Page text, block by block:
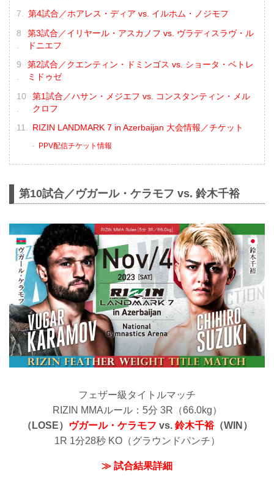
第4試合／ホアレス・ディア vs. イルホム・ノジモフ
第3試合／イリヤール・アスカノフ vs. ヴラディスラヴ・ル
ドニエフ
第2試合／クエンティン・ドミンゴス vs. ショータ・ベトレ
ミドゥゼ
第1試合／ハサン・メジエフ vs. コンスタンティン・メル
クロフ
RIZIN LANDMARK 7 in Azerbaijan 大会情報／チケット
PPV配信チケット情報
第10試合／ヴガール・ケラモフ vs. 鈴木千裕
フェザー級タイトルマッチ
RIZIN MMAルール：5分 3R（66.0kg）
（LOSE）
ヴガール・ケラモフ vs. 鈴木千裕（WIN）
1R 1分28秒 KO（グラウンドパンチ）
≫ 試合結果詳細